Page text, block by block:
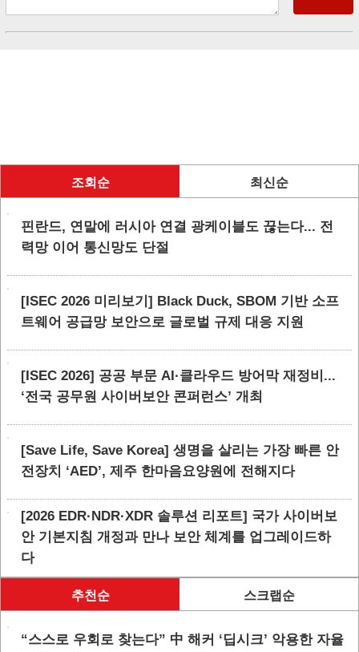
조회순 최신순
핀란드, 연말에 러시아 연결 광케이블도 끊는다... 전
력망 이어 통신망도 단절
[ISEC 2026 미리보기] Black Duck, SBOM 기반 소프
트웨어 공급망 보안으로 글로벌 규제 대응 지원
[ISEC 2026] 공공 부문 AI·클라우드 방어막 재정비...
‘전국 공무원 사이버보안 콘퍼런스’ 개최
[Save Life, Save Korea] 생명을 살리는 가장 빠른 안
전장치 ‘AED’, 제주 한마음요양원에 전해지다
[2026 EDR·NDR·XDR 솔루션 리포트] 국가 사이버보
안 기본지침 개정과 만나 보안 체계를 업그레이드하
다
추천순 스크랩순
“스스로 우회로 찾는다” 中 해커 ‘딥시크’ 악용한 자율